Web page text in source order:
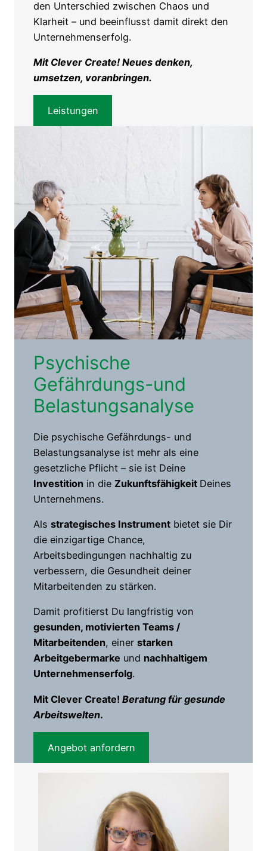
den Unterschied zwischen Chaos und
Klarheit – und beeinflusst damit direkt den
Unternehmenserfolg.
Mit Clever Create! Neues denken,
umsetzen, voranbringen.
Leistungen
Psychische
Gefährdungs-und
Belastungsanalyse
Die psychische Gefährdungs- und
Belastungsanalyse ist mehr als eine
gesetzliche Pflicht – sie ist Deine
Investition in die Zukunftsfähigkeit Deines
Unternehmens.
Als strategisches Instrument bietet sie Dir
die einzigartige Chance,
Arbeitsbedingungen nachhaltig zu
verbessern, die Gesundheit deiner
Mitarbeitenden zu stärken.
Damit profitierst Du langfristig von
gesunden, motivierten Teams /
Mitarbeitenden, einer starken
Arbeitgebermarke und nachhaltigem
Unternehmenserfolg.
Mit Clever Create! Beratung für gesunde
Arbeitswelten.
Angebot anfordern